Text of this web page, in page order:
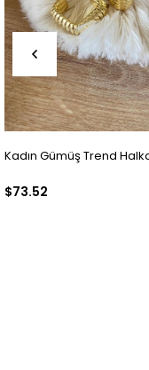
Kadın Gümüş Gold
$71.42